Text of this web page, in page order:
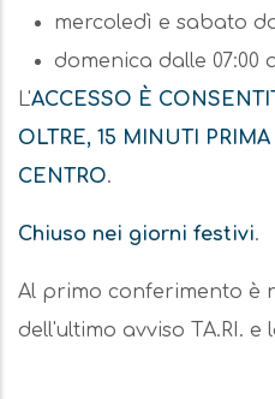
mercoledì e sabato
domenica dalle 07:00
L'ACCESSO È
OLTRE, 15 MINUTI
CENTRO.
Chiuso nei giorni festivi.
Al primo conferimento è
dell'ultimo avviso TA.RI. e